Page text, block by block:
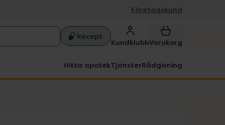
Företagskund
Recept
KundklubbVarukorg
Hitta apotekTjänsterRådgivning